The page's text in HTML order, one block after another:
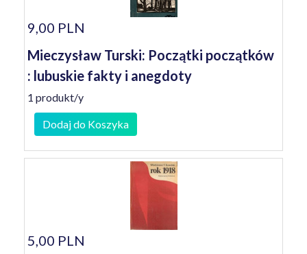
9,00 PLN
Mieczysław Turski: Początki początków
: lubuskie fakty i anegdoty
1 produkt/y
Dodaj do Koszyka
5,00 PLN